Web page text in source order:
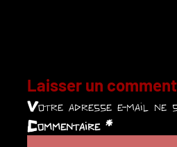
Laisser un
Votre adresse e-mail ne
Commentaire *